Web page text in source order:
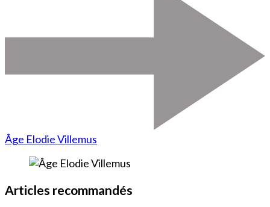
Âge Elodie Villemus
Articles recommandés